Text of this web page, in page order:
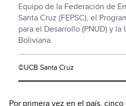
Equipo de la Federación de
Santa Cruz (FEPSC), el
para el Desarrollo (PNUD) y
Boliviana.
©UCB Santa Cruz
Por primera vez en el país,